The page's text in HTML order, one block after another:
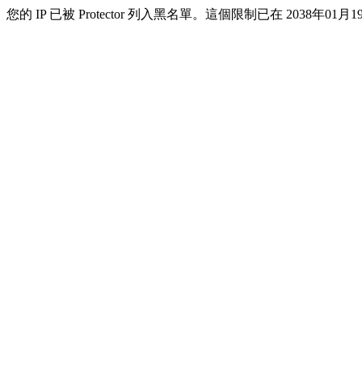
您的 IP 已被 Protector 列入黑名單。這個限制已在 2038年01月